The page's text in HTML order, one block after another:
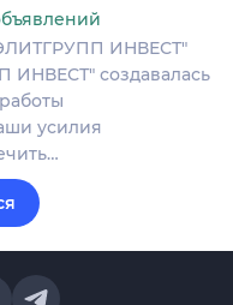
ИНВЕСТ"
создавалась
усилия